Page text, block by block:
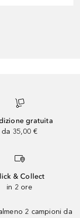
gratuita
da 35,00 €
& Collect
in 2 ore
2 campioni da